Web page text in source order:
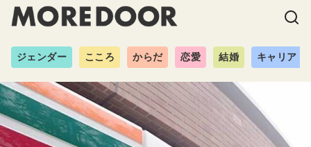
ジェンダー こころ からだ 恋愛 結婚 キャリア